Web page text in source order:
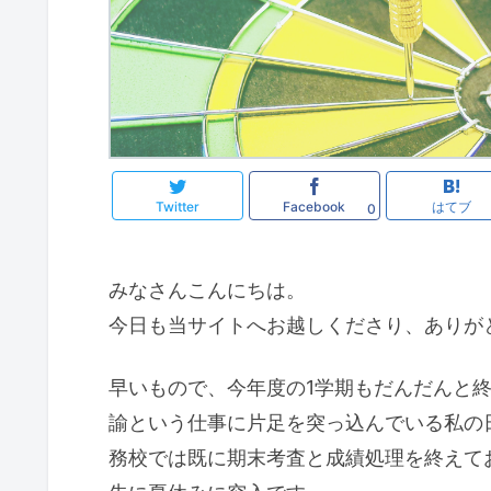
Twitter Facebook 0 はてブ
みなさんこんにちは。
今日も当サイトへお越しくださり、ありが
早いもので、今年度の1学期もだんだんと
諭という仕事に片足を突っ込んでいる私
務校では既に期末考査と成績処理を終え